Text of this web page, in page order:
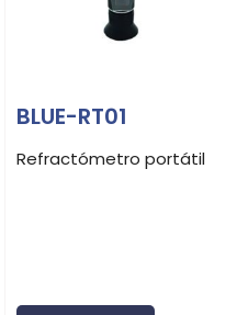
BLUE-RT01
Refractómetro portátil